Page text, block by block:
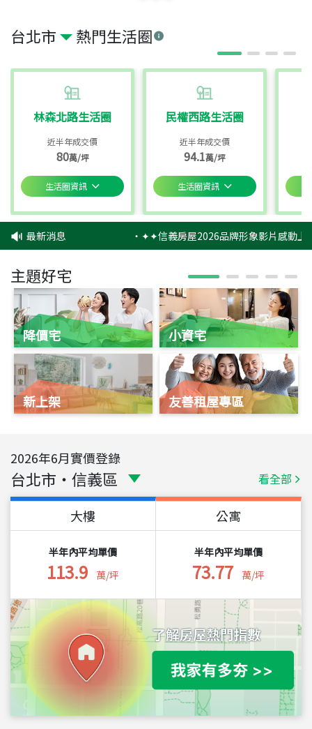
台北市 熱門生活圈
林森北路生活圈
近半年成交價
80萬/坪
生活圈資訊
民權西路生活圈
近半年成交價
94.1萬/坪
生活圈資訊
最新消息 ‧✦✦信義房屋2026品牌形象影片感動上
主題好宅
降價宅
新上架
小資宅
友善租屋專區
2026年6月實價登錄
台北市 ・ 信義區 看全部
大樓
半年內平均單價
113.9 萬/坪
公寓
半年內平均單價
73.77 萬/坪